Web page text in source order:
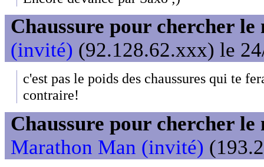
Chaussure pour chercher
(invité) (92.128.62.xxx) le
c'est pas le poids des chaussures qui te
contraire!
Chaussure pour chercher
Marathon Man (invité)